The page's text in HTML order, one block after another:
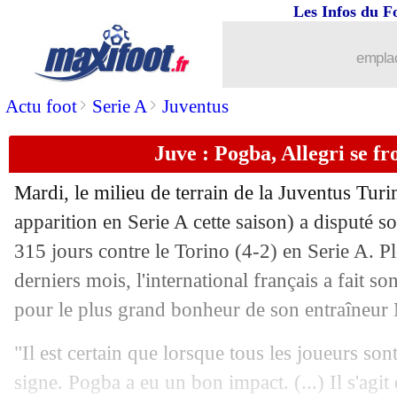
Actu foot> Serie A> Juventus
Les Infos du
Juve : Pogba, Allegri se
Mardi, le milieu de terrain de la Juventus
apparition en Serie A cette saison) a disputé
315 jours contre le Torino (4-2) en Serie A.
derniers mois, l'international français a fait
pour le plus grand bonheur de son
"Il est certain que lorsque tous les joueurs
signe. Pogba a eu un bon impact. (...) Il
Bayern : Sané très incertain pour le
01/03 Liverpool: Klopp a encore de l'espoir
01/03 Bayern: le PSG, Mané prône la
01/03 FFF: Le Gräet, Souid reprend la
01/03 : Vinicius-dépendance, Ancelotti
01/03 Roma: Mourinho suspendu 2 matchs
FIFA : Infantino rend hommage à